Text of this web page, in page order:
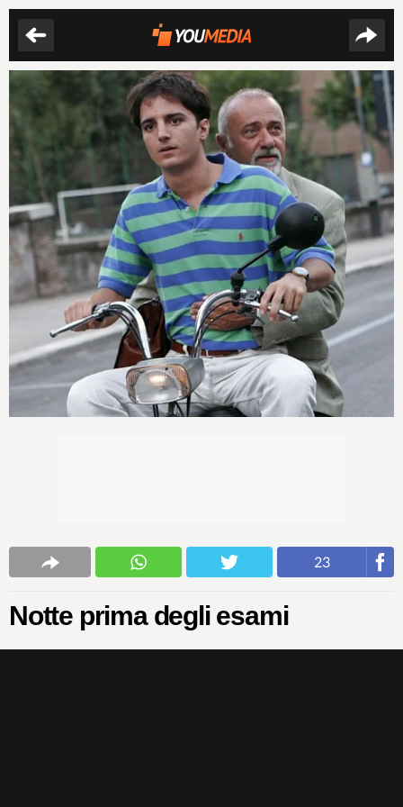
23
Notte prima degli esami